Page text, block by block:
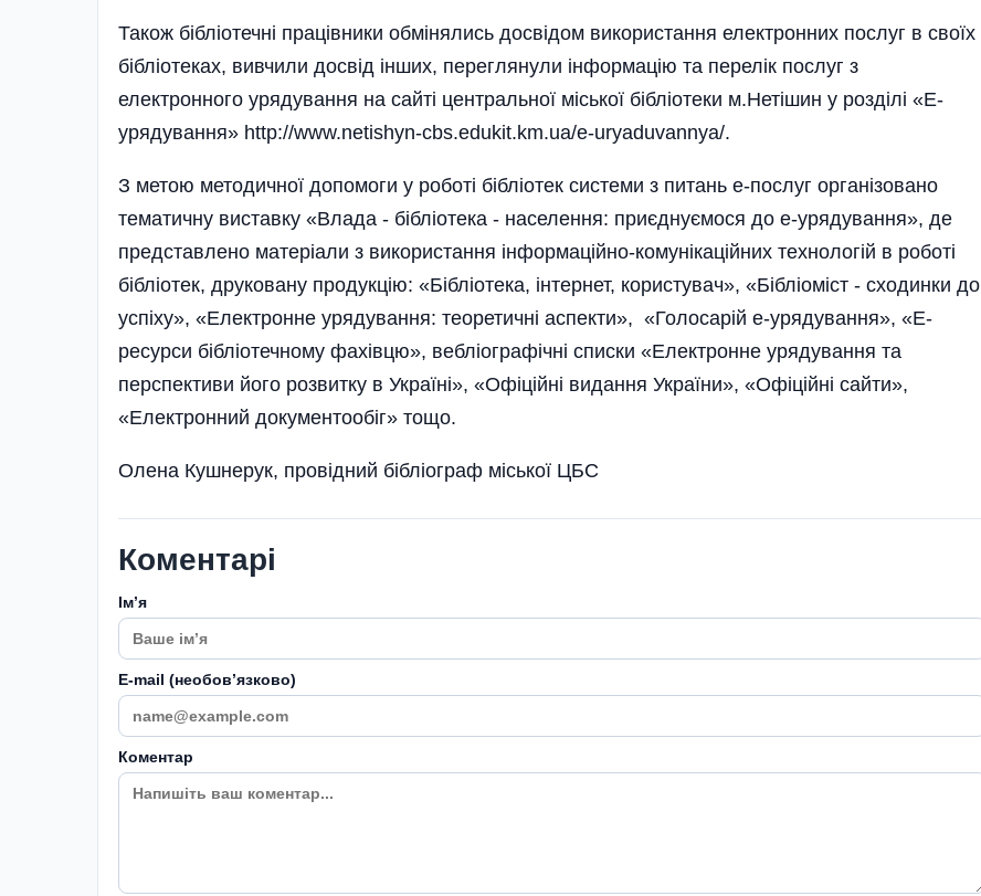
Також бібліотечні працівники обмінялись досвідом використання електронних послуг в своїх
бібліотеках, вивчили досвід інших, переглянули інформацію та перелік послуг з
електронного урядування на сайті центральної міської бібліотеки м.Нетішин у розділі «Е-
урядування» http://www.netishyn-cbs.edukit.km.ua/e-uryaduvannya/.
З метою методичної допомоги у роботі бібліотек системи з питань е-послуг організовано
тематичну виставку «Влада - бібліотека - населення: приєднуємося до е-урядування», де
представлено матеріали з використання інформаційно-комунікаційних технологій в роботі
бібліотек, друковану продукцію: «Бібліотека, інтернет, користувач», «Бібліоміст - сходинки до
успіху», «Електронне урядування: теоретичні аспекти», «Голосарій е-урядування», «Е-
ресурси бібліотечному фахівцю», вебліографічні списки «Електронне урядування та
перспективи його розвитку в Україні», «Офіційні видання України», «Офіційні сайти»,
«Електронний документообіг» тощо.
Олена Кушнерук, провідний бібліограф міської ЦБС
Коментарі
Імʼя
E-mail (необовʼязково)
Коментар